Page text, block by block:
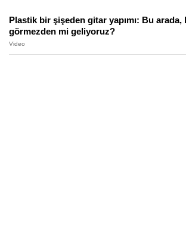
Plastik bir şişeden gitar yapımı: Bu arada,
görmezden mi geliyoruz?
Video